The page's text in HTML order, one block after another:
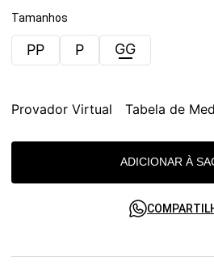
Tamanhos
PP P GG
Provador Virtual Tabela de
ADICIONAR À